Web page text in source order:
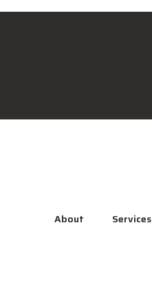
About Services